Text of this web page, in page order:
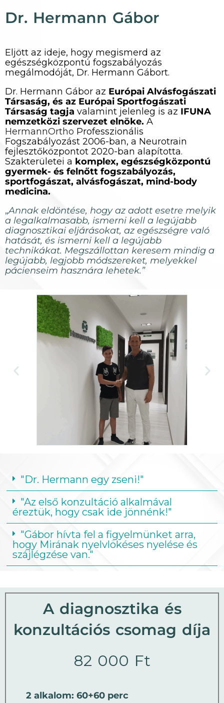
Dr. Hermann Gábor
Eljött az ideje, hogy megismerd az
egészségközpontú fogszabályozás
megálmodóját, Dr. Hermann Gábort.
Dr. Hermann Gábor az Európai Alvásfogászati
Társaság, és az Európai Sportfogászati
Társaság tagja valamint jelenleg is az IFUNA
nemzetközi szervezet elnöke. A
HermannOrtho Professzionális
Fogszabályozást 2006-ban, a Neurotrain
fejlesztőközpontot 2020-ban alapította.
Szakterületei a komplex, egészségközpontú
gyermek- és felnőtt fogszabályozás,
sportfogászat, alvásfogászat, mind-body
medicina.
„Annak eldöntése, hogy az adott esetre melyik
a legalkalmasabb, ismerni kell a legújabb
diagnosztikai eljárásokat, az egészségre való
hatását, és ismerni kell a legújabb
technikákat. Megszállottan keresem mindig a
legújabb, legjobb módszereket, melyekkel
pácienseim hasznára lehetek.”
"Dr. Hermann egy zseni!"
"Az első konzultáció alkalmával
éreztük, hogy csak ide jönnénk!"
"Gábor hívta fel a figyelmünket arra,
hogy Mirának nyelvlökéses nyelése és
szájlégzése van."
A diagnosztika és
konzultációs csomag díja
82 000 Ft
2 alkalom: 60+60 perc